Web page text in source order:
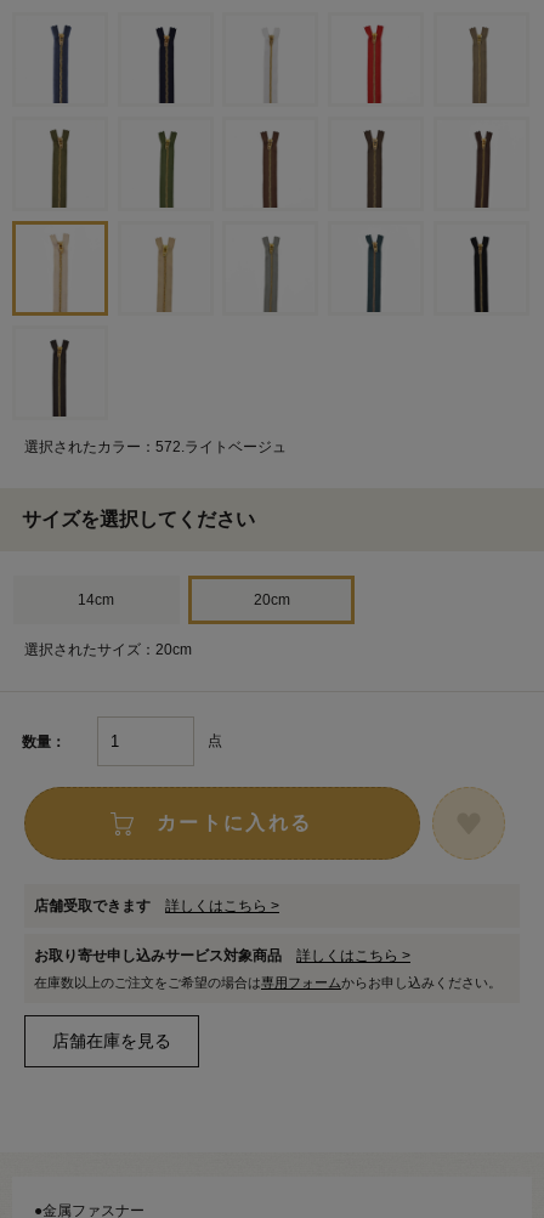
選択されたカラー：572.ライトベージュ
サイズを選択してください
14cm 20cm
選択されたサイズ：20cm
数量： 点
カートに入れる
店舗受取できます 詳しくはこちら >
お取り寄せ申し込みサービス対象商品 詳しくはこちら >
在庫数以上のご注文をご希望の場合は専用フォームからお申し込みください。
●金属ファスナー